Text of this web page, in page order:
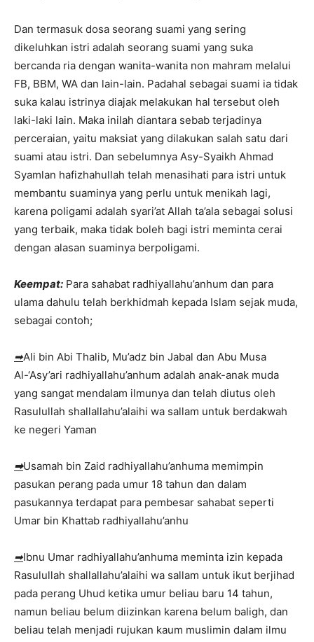
Dan termasuk dosa seorang suami yang sering
dikeluhkan istri adalah seorang suami yang suka
bercanda ria dengan wanita-wanita non mahram melalui
FB, BBM, WA dan lain-lain. Padahal sebagai suami ia tidak
suka kalau istrinya diajak melakukan hal tersebut oleh
laki-laki lain. Maka inilah diantara sebab terjadinya
perceraian, yaitu maksiat yang dilakukan salah satu dari
suami atau istri. Dan sebelumnya Asy-Syaikh Ahmad
Syamlan hafizhahullah telah menasihati para istri untuk
membantu suaminya yang perlu untuk menikah lagi,
karena poligami adalah syari’at Allah ta’ala sebagai solusi
yang terbaik, maka tidak boleh bagi istri meminta cerai
dengan alasan suaminya berpoligami.
Keempat: Para sahabat radhiyallahu’anhum dan para
ulama dahulu telah berkhidmah kepada Islam sejak muda,
sebagai contoh;
➡Ali bin Abi Thalib, Mu’adz bin Jabal dan Abu Musa
Al-‘Asy’ari radhiyallahu’anhum adalah anak-anak muda
yang sangat mendalam ilmunya dan telah diutus oleh
Rasulullah shallallahu’alaihi wa sallam untuk berdakwah
ke negeri Yaman
➡Usamah bin Zaid radhiyallahu’anhuma memimpin
pasukan perang pada umur 18 tahun dan dalam
pasukannya terdapat para pembesar sahabat seperti
Umar bin Khattab radhiyallahu’anhu
➡Ibnu Umar radhiyallahu’anhuma meminta izin kepada
Rasulullah shallallahu’alaihi wa sallam untuk ikut berjihad
pada perang Uhud ketika umur beliau baru 14 tahun,
namun beliau belum diizinkan karena belum baligh, dan
beliau telah menjadi rujukan kaum muslimin dalam ilmu